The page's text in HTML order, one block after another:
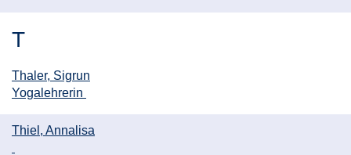
T
Thaler, Sigrun
Yogalehrerin
Thiel, Annalisa